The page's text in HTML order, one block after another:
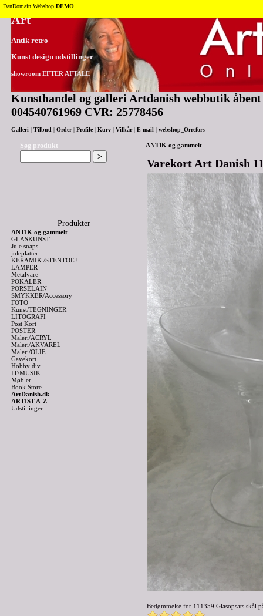
Tilbage til toppen
Art
Antik retro
Kunst design udstillinger
showroom EFTER AFTALE
Kunsthandel og galleri Artdanish webbutik
004540761969 CVR: 25778456
Galleri Tilbud Order| Profile| Kurv Vilkår| E-mail webshop_Orrefors
Søg produkt
Produkter
ANTIK og gammelt
GLASKUNST
Jule snaps
juleplatter
KERAMIK /STENTOEJ
LAMPER
Metalvare
POKALER
PORSELAIN
SMYKKER/Accessory
FOTO
Kunst/TEGNINGER
LITOGRAFI
Post Kort
POSTER
Maleri/ACRYL
Maleri/AKVAREL
Maleri/OLIE
Gavekort
Hobby div
IT/MUSIK
Møbler
Book Store
ArtDanish.dk
ARTIST A-Z
Udstillinger
ANTIK og gammelt
Varekort Art Danish
Bedømmelse for 111359 Glasopsats skål
DanDomain Webshop DEMO